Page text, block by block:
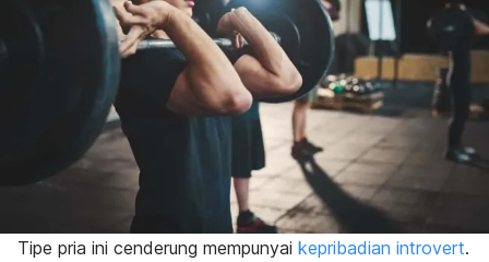
Tipe pria ini cenderung mempunyai kepribadian introvert.